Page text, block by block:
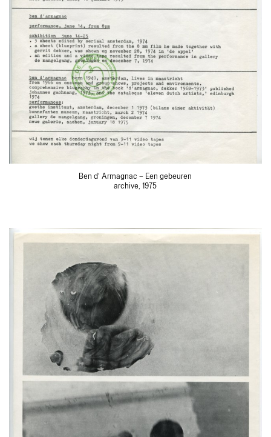
Ben d’ Armagnac – Een gebeuren
archive, 1975